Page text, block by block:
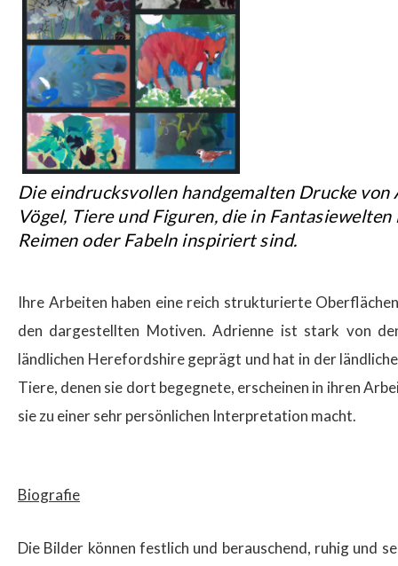
Die eindrucksvollen handgemalten Drucke von
Vögel, Tiere und Figuren, die in
Reimen oder Fabeln inspiriert sind.
Ihre Arbeiten haben eine reich strukturierte
den dargestellten Motiven. Adrienne ist stark von
ländlichen Herefordshire geprägt und hat in der
Tiere, denen sie dort begegnete, erscheinen in ihren
sie zu einer sehr persönlichen Interpretation macht.
Biografie
Die Bilder können festlich und berauschend, ruhig und